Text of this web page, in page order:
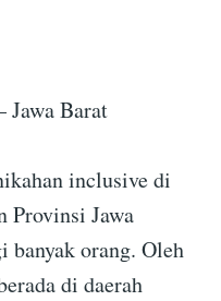
Jawa Barat
inclusive di
Provinsi Jawa
banyak orang. Oleh
di daerah